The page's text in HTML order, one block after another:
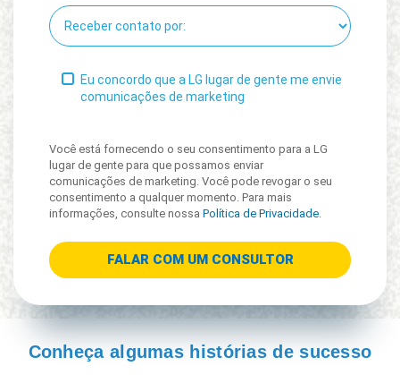
Eu concordo que a LG lugar de gente me envie
comunicações de marketing
Você está fornecendo o seu consentimento para a LG
lugar de gente para que possamos enviar
comunicações de marketing. Você pode revogar o seu
consentimento a qualquer momento. Para mais
informações, consulte nossa Política de Privacidade
Conheça algumas histórias de sucesso